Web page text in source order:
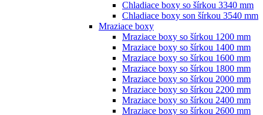
Chladiace boxy so šírkou 3340 mm
Chladiace boxy son šírkou 3540 mm
Mraziace boxy
Mraziace boxy so šírkou 1200 mm
Mraziace boxy so šírkou 1400 mm
Mraziace boxy so šírkou 1600 mm
Mraziace boxy so šírkou 1800 mm
Mraziace boxy so šírkou 2000 mm
Mraziace boxy so šírkou 2200 mm
Mraziace boxy so šírkou 2400 mm
Mraziace boxy so šírkou 2600 mm